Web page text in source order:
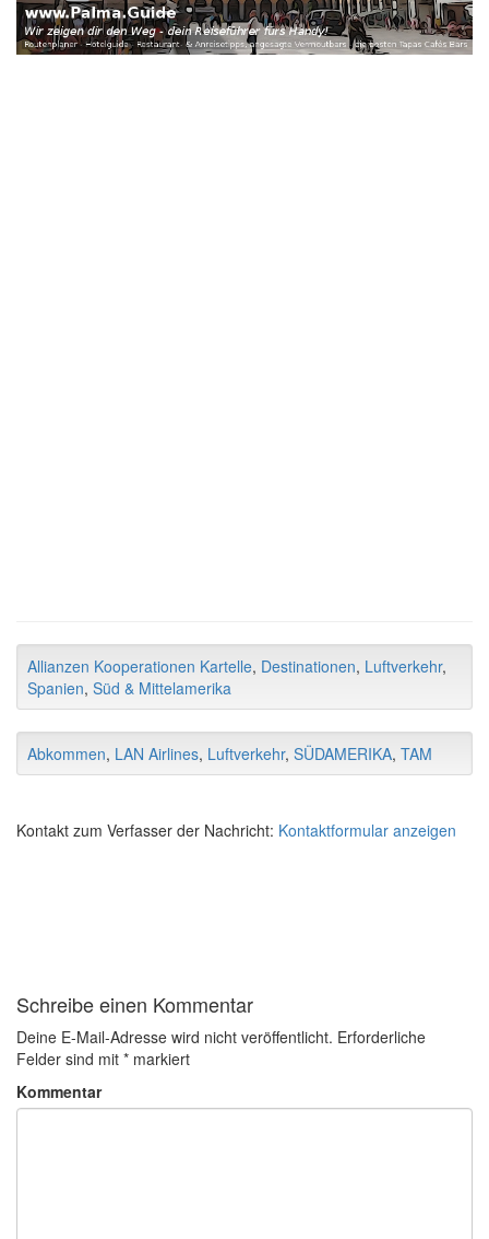
Allianzen Kooperationen Kartelle, Destinationen, Luftverkehr,
Spanien, Süd & Mittelamerika
Abkommen, LAN Airlines, Luftverkehr, SÜDAMERIKA, TAM
Kontakt zum Verfasser der Nachricht: Kontaktformular anzeigen
Schreibe einen Kommentar
Deine E-Mail-Adresse wird nicht veröffentlicht. Erforderliche
Felder sind mit * markiert
Kommentar